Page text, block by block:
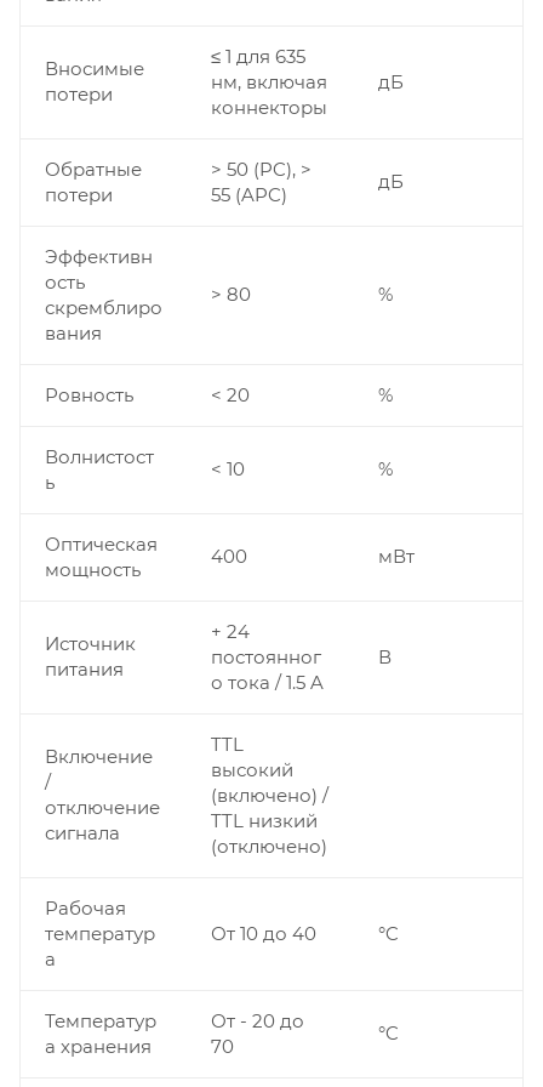
Вносимые
потери
≤ 1 для 635
нм, включая
коннекторы
дБ
Обратные
потери
> 50 (PC), >
55 (APC)
дБ
Эффективн
ость
скремблиро
вания
> 80 %
Ровность < 20 %
Волнистост
ь
< 10 %
Оптическая
мощность
400 мВт
Источник
питания
+ 24
постоянног
о тока / 1.5 A
В
Включение
/
отключение
сигнала
TTL
высокий
(включено) /
TTL низкий
(отключено)
Рабочая
температур
а
От 10 до 40 °C
Температур
а хранения
От - 20 до
70
°C